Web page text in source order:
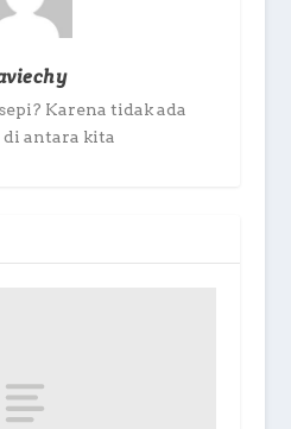
Karena tidak ada
di antara kita